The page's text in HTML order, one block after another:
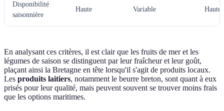
Disponibilité
saisonnière
Haute Variable Haute
En analysant ces critères, il est clair que les fruits de mer et les
légumes de saison se distinguent par leur fraîcheur et leur goût,
plaçant ainsi la Bretagne en tête lorsqu'il s'agit de produits locaux.
Les produits laitiers, notamment le beurre breton, sont quant à eux
prisés pour leur qualité, mais peuvent souvent se trouver moins frais
que les options maritimes.